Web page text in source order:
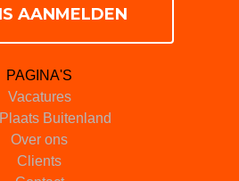
AANMELDEN
PAGINA'S
Vacatures
Buitenland
Over ons
Clients